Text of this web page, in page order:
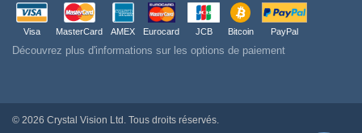
Visa MasterCard AMEX Eurocard JCB Bitcoin PayPal
Découvrez plus d'informations sur les options de paiement
© 2026 Crystal Vision Ltd. Tous droits réservés.